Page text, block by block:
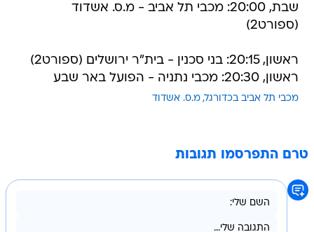
שבת, 20:00: מכבי תל אביב - מ.ס. אשדוד
(ספורט2)
ראשון, 20:15: בני סכנין - בית"ר ירושלים (ספורט2)
ראשון, 20:30: מכבי נתניה - הפועל באר שבע
מכבי תל אביב בכדורגל מ.ס. אשדוד
טרם התפרסמו תגובות